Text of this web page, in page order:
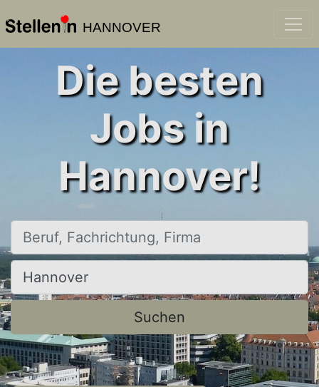
HANNOVER
Die besten
Jobs in
Hannover!
Beruf, Fachrichtung, Firma
Ort, Stadt
Suchen